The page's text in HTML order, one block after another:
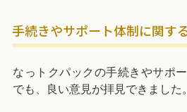
手続きやサポート体制に関す
なっトクパックの手続きやサポ
でも、良い意見が拝見できました。